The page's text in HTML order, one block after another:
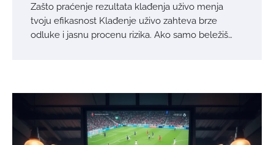
Zašto praćenje rezultata klađenja uživo menja
tvoju efikasnost Klađenje uživo zahteva brze
odluke i jasnu procenu rizika. Ako samo beležiš…